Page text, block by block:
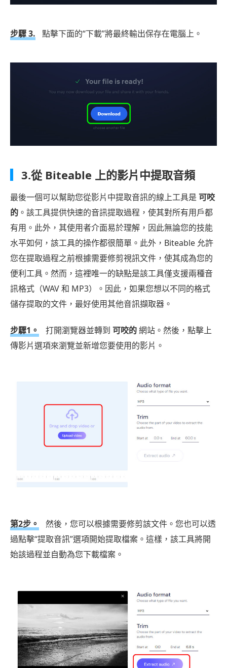
步驟 3. 點擊下面的“下載”將最終輸出保存在電腦上。
3.從 Biteable 上的影片中提取音頻
最後一個可以幫助您從影片中提取音訊的線上工具是 可咬
的 。該工具提供快速的音訊提取過程，使其對所有用戶都
有用。此外，其使用者介面易於理解，因此無論您的技能
水平如何，該工具的操作都很簡單。此外，Biteable 允許
您在提取過程之前根據需要修剪視訊文件，使其成為您的
便利工具。然而，這裡唯一的缺點是該工具僅支援兩種音
訊格式（WAV 和 MP3）。因此，如果您想以不同的格式
儲存提取的文件，最好使用其他音訊擷取器。
步驟1。 打開瀏覽器並轉到 可咬的網站。然後，點擊上
傳影片選項來瀏覽並新增您要使用的影片。
第2步。
然後，您可以根據需要修剪該文件。您也可以透
過點擊“提取音訊”選項開始提取檔案。這樣，該工具將開
始該過程並自動為您下載檔案。